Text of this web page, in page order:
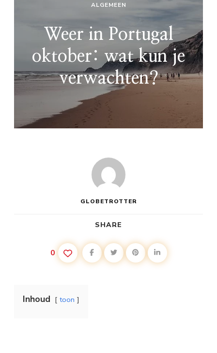
ALGEMEEN
Weer in Portugal
oktober: wat kun je
verwachten?
GLOBETROTTER
SHARE
0
Inhoud toon